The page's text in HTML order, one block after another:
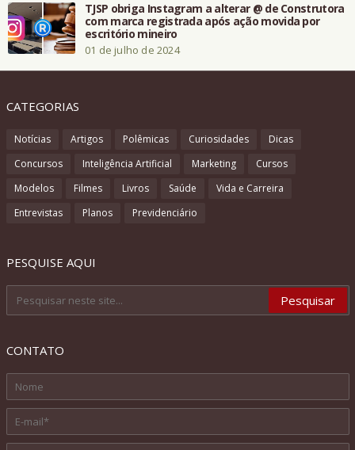
TJSP obriga Instagram a alterar @ de Construtora
com marca registrada após ação movida por
escritório mineiro
01 de julho de 2024
CATEGORIAS
Notícias Artigos Polêmicas Curiosidades
Dicas
Concursos
Inteligência Artificial Marketing
Cursos
Modelos
Filmes Livros Saúde
Vida e Carreira
Entrevistas
Planos Previdenciário
PESQUISE AQUI
CONTATO